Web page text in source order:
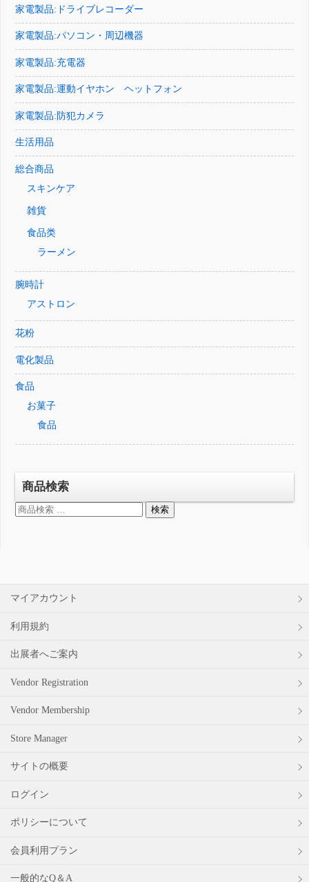
家電製品:ドライブレコーダー
家電製品:パソコン・周辺機器
家電製品:充電器
家電製品:運動イヤホン ヘットフォン
家電製品:防犯カメラ
生活用品
総合商品
スキンケア
雑貨
食品类
ラーメン
腕時計
アストロン
花粉
電化製品
食品
お菓子
食品
商品検索
検
検索
マイアカウント
利用規約
出展者へご案内
Vendor Registration
Vendor Membership
Store Manager
サイトの概要
ログイン
ポリシーについて
会員利用プラン
一般的なQ＆A